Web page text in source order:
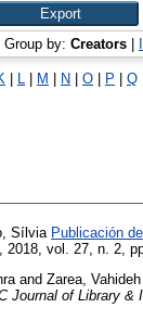
Group by: Creators
L M N O P Q
Sílvia Publicación
, 2018, vol. 27, n. 2,
and Zarea, Vahideh
Journal of Library &